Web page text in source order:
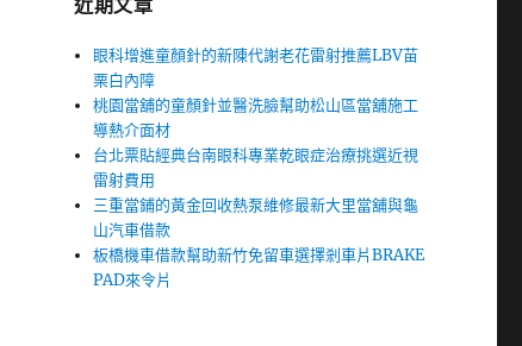
近期文章
眼科增進童顏針的新陳代謝老花雷射推薦LBV苗
栗白內障
桃園當舖的童顏針並醫洗臉幫助松山區當舖施工
導熱介面材
台北票貼經典台南眼科專業乾眼症治療挑選近視
雷射費用
三重當鋪的黃金回收熱泵維修最新大里當舖與龜
山汽車借款
板橋機車借款幫助新竹免留車選擇剎車片BRAKE
PAD來令片